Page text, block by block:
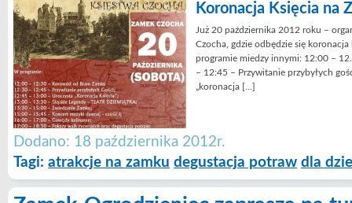
Koronacja Księcia na
Już 20 października 2012 roku –
Czocha, gdzie odbędzie się
programie miedzy innymi: 12:00 –
– 12:45 – Przywitanie przybyłych
„koronacja […]
Dodano: 18 października 2012r.
Tagi: atrakcje na zamku degustacja potraw dla